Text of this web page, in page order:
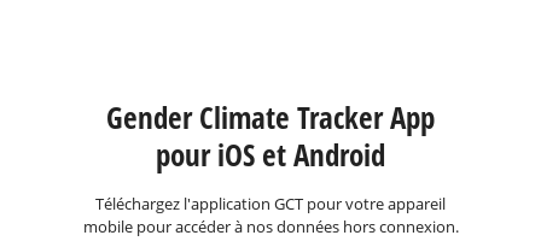
Gender Climate Tracker App
pour iOS et Android
Téléchargez l'application GCT pour votre appareil
mobile pour accéder à nos données hors connexion.